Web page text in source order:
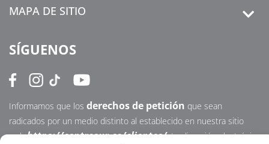
MAPA DE SITIO
SÍGUENOS
Informamos que los derechos de petición que sean
radicados por un medio distinto al establecido en nuestra sitio
webhttps://centrosur.co/clientes/,La dirección electrónica